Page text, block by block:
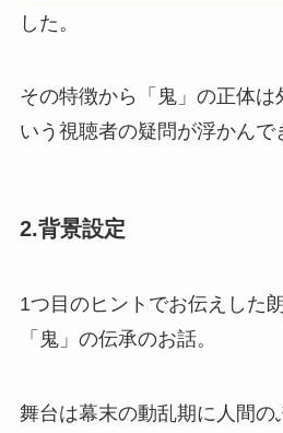
した。
その特徴から「鬼」の正体は
いう視聴者の疑問が浮かんで
2.背景設定
1つ目のヒントでお伝えした
「鬼」の伝承のお話。
舞台は幕末の動乱期に人間